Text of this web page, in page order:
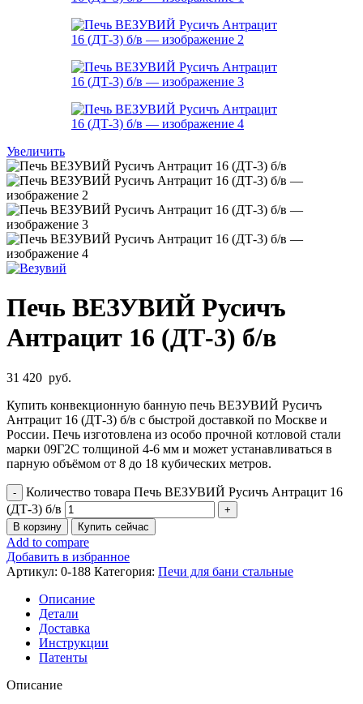
Увеличить
Печь ВЕЗУВИЙ Русичъ
Антрацит 16 (ДТ-3) б/в
31 420 руб.
Купить конвекционную банную печь ВЕЗУВИЙ Русичъ
Антрацит 16 (ДТ-3) б/в с быстрой доставкой по Москве и
России. Печь изготовлена из особо прочной котловой стали
марки 09Г2С толщиной 4-6 мм и может устанавливаться в
парную объёмом от 8 до 18 кубических метров.
Количество товара Печь ВЕЗУВИЙ Русичъ Антрацит 16
(ДТ-3) б/в
В корзину Купить сейчас
Add to compare
Добавить в избранное
Артикул: 0-188 Категория: Печи для бани стальные
Описание
Детали
Доставка
Инструкции
Патенты
Описание